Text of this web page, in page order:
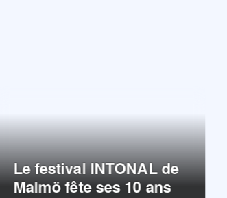
Le festival INTONAL de
Malmö fête ses 10 ans